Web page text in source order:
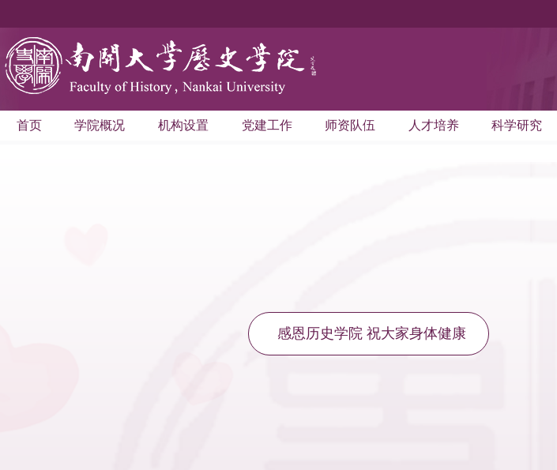
首页 学院概况 机构设置 党建工作 师资队伍 人才培养 科学研究